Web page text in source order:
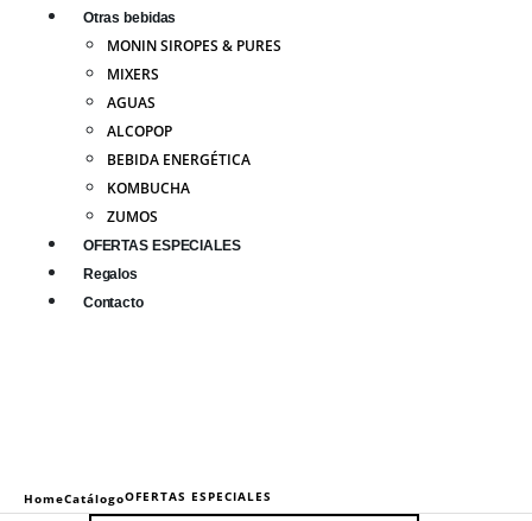
Otras bebidas
MONIN SIROPES & PURES
MIXERS
AGUAS
ALCOPOP
BEBIDA ENERGÉTICA
KOMBUCHA
ZUMOS
OFERTAS ESPECIALES
Regalos
Contacto
HomeCatálogoOFERTAS ESPECIALES